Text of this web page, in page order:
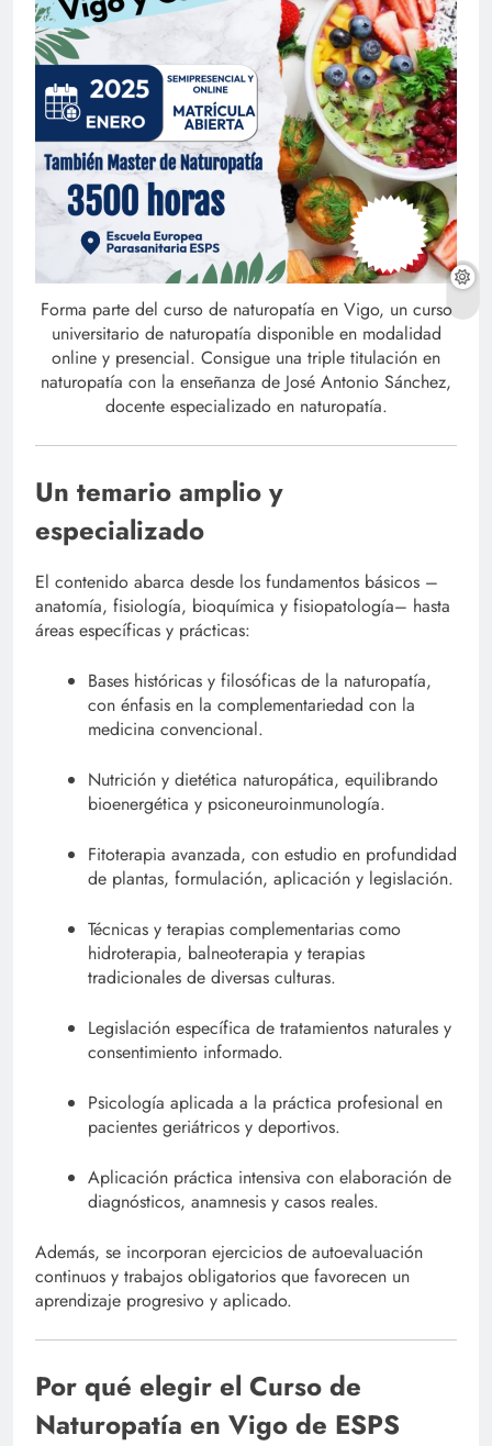
Forma parte del curso de naturopatía en Vigo, un curso
universitario de naturopatía disponible en modalidad
online y presencial. Consigue una triple titulación en
naturopatía con la enseñanza de José Antonio Sánchez,
docente especializado en naturopatía.
Un temario amplio y
especializado
El contenido abarca desde los fundamentos básicos –
anatomía, fisiología, bioquímica y fisiopatología– hasta
áreas específicas y prácticas:
Bases históricas y filosóficas de la naturopatía,
con énfasis en la complementariedad con la
medicina convencional.
Nutrición y dietética naturopática, equilibrando
bioenergética y psiconeuroinmunología.
Fitoterapia avanzada, con estudio en profundidad
de plantas, formulación, aplicación y legislación.
Técnicas y terapias complementarias como
hidroterapia, balneoterapia y terapias
tradicionales de diversas culturas.
Legislación específica de tratamientos naturales y
consentimiento informado.
Psicología aplicada a la práctica profesional en
pacientes geriátricos y deportivos.
Aplicación práctica intensiva con elaboración de
diagnósticos, anamnesis y casos reales.
Además, se incorporan ejercicios de autoevaluación
continuos y trabajos obligatorios que favorecen un
aprendizaje progresivo y aplicado.
Por qué elegir el Curso de
Naturopatía en Vigo de ESPS